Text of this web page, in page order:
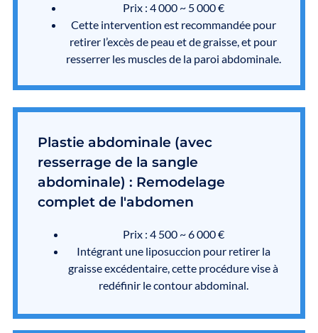
Prix : 4 000 ~ 5 000 €
Cette intervention est recommandée pour
retirer l’excès de peau et de graisse, et pour
resserrer les muscles de la paroi abdominale.
Plastie abdominale (avec
resserrage de la sangle
abdominale) : Remodelage
complet de l'abdomen
Prix : 4 500 ~ 6 000 €
Intégrant une liposuccion pour retirer la
graisse excédentaire, cette procédure vise à
redéfinir le contour abdominal.